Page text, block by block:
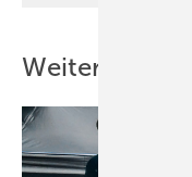
Weitere Inhalte